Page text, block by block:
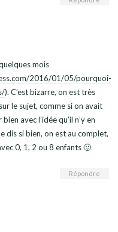
mois
2016/01/05/pourquoi-
). C’est bizarre, on est très
le sujet, comme si on avait
avec l’idée qu’il n’y en
dis si bien, on est au complet,
0, 1, 2 ou 8 enfants 🙂
Répondre